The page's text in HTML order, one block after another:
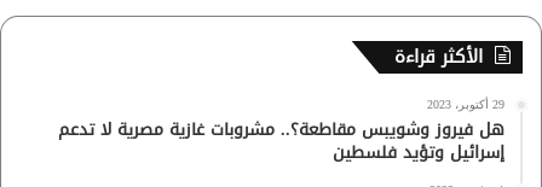
الأكثر قراءة
29 أكتوبر، 2023
هل فيروز وشويبس مقاطعة؟.. مشروبات غازية مصرية لا تدعم
إسرائيل وتؤيد فلسطين